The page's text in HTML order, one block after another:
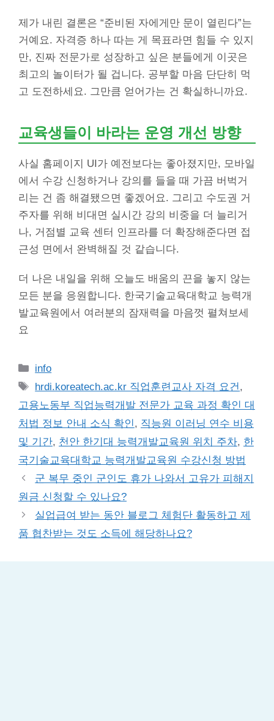
제가 내린 결론은 “준비된 자에게만 문이 열린다”는
거예요. 자격증 하나 따는 게 목표라면 힘들 수 있지
만, 진짜 전문가로 성장하고 싶은 분들에게 이곳은
최고의 놀이터가 될 겁니다. 공부할 마음 단단히 먹
고 도전하세요. 그만큼 얻어가는 건 확실하니까요.
교육생들이 바라는 운영 개선 방향
사실 홈페이지 UI가 예전보다는 좋아졌지만, 모바일
에서 수강 신청하거나 강의를 들을 때 가끔 버벅거
리는 건 좀 해결됐으면 좋겠어요. 그리고 수도권 거
주자를 위해 비대면 실시간 강의 비중을 더 늘리거
나, 거점별 교육 센터 인프라를 더 확장해준다면 접
근성 면에서 완벽해질 것 같습니다.
더 나은 내일을 위해 오늘도 배움의 끈을 놓지 않는
모든 분을 응원합니다. 한국기술교육대학교 능력개
발교육원에서 여러분의 잠재력을 마음껏 펼쳐보세
요
Categories
info
Tags
hrdi.koreatech.ac.kr 직업훈련교사 자격 요건,
고용노동부 직업능력개발 전문가 교육 과정 확인 대
처법 정보 안내 소식 확인, 직능원 이러닝 연수 비용
및 기간, 천안 한기대 능력개발교육원 위치 주차, 한
국기술교육대학교 능력개발교육원 수강신청 방법
군 복무 중인 군인도 휴가 나와서 고유가 피해지
원금 신청할 수 있나요?
실업급여 받는 동안 블로그 체험단 활동하고 제
품 협찬받는 것도 소득에 해당하나요?